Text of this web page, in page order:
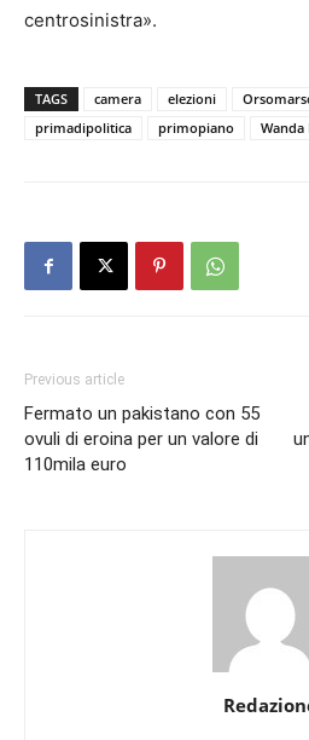
centrosinistra».
TAGS camera elezioni
primadipolitica
primopiano Wanda
Previous article
Fermato un pakistano con 55
ovuli di eroina per un valore di
110mila euro